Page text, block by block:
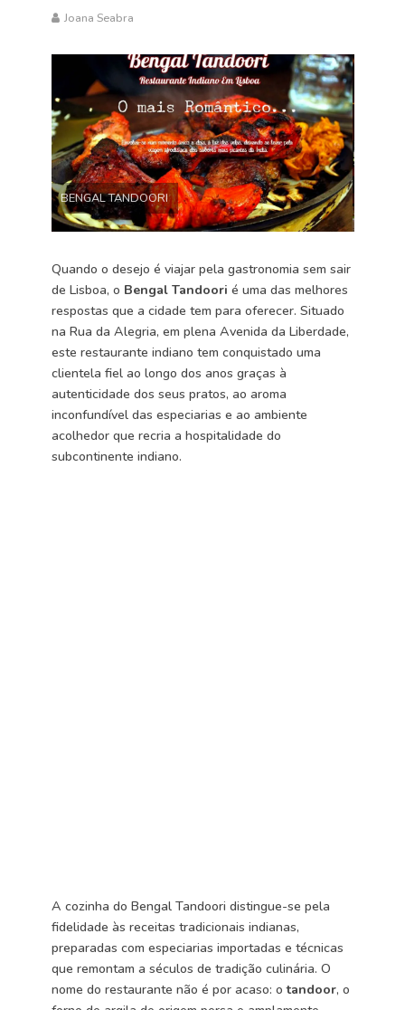
Joana Seabra
BENGAL TANDOORI
Quando o desejo é viajar pela gastronomia sem sair
de Lisboa, o Bengal Tandoori é uma das melhores
respostas que a cidade tem para oferecer. Situado
na Rua da Alegria, em plena Avenida da Liberdade,
este restaurante indiano tem conquistado uma
clientela fiel ao longo dos anos graças à
autenticidade dos seus pratos, ao aroma
inconfundível das especiarias e ao ambiente
acolhedor que recria a hospitalidade do
subcontinente indiano.
A cozinha do Bengal Tandoori distingue-se pela
fidelidade às receitas tradicionais indianas,
preparadas com especiarias importadas e técnicas
que remontam a séculos de tradição culinária. O
nome do restaurante não é por acaso: otandoor, o